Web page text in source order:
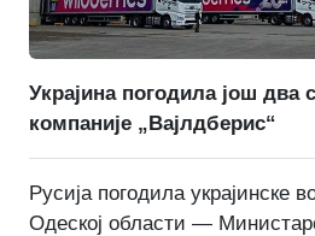
Украјина погодила још два
компаније „Вајлдберис“
Русија погодила украјинске
Одеској области —